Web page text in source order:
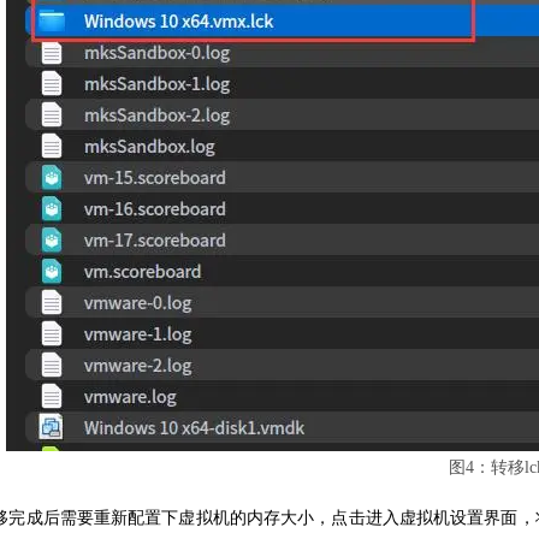
图4：转移
完成后需要重新配置下虚拟机的内存大小，点击进入虚拟机设置界面